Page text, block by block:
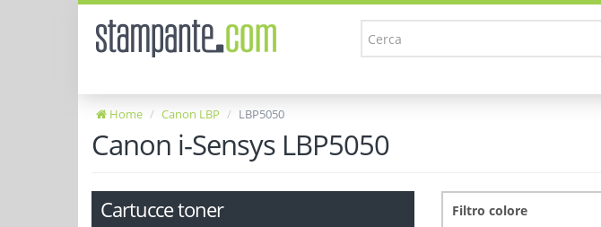
Home Canon LBP LBP5050
Canon i-Sensys LBP5050
Cartucce toner